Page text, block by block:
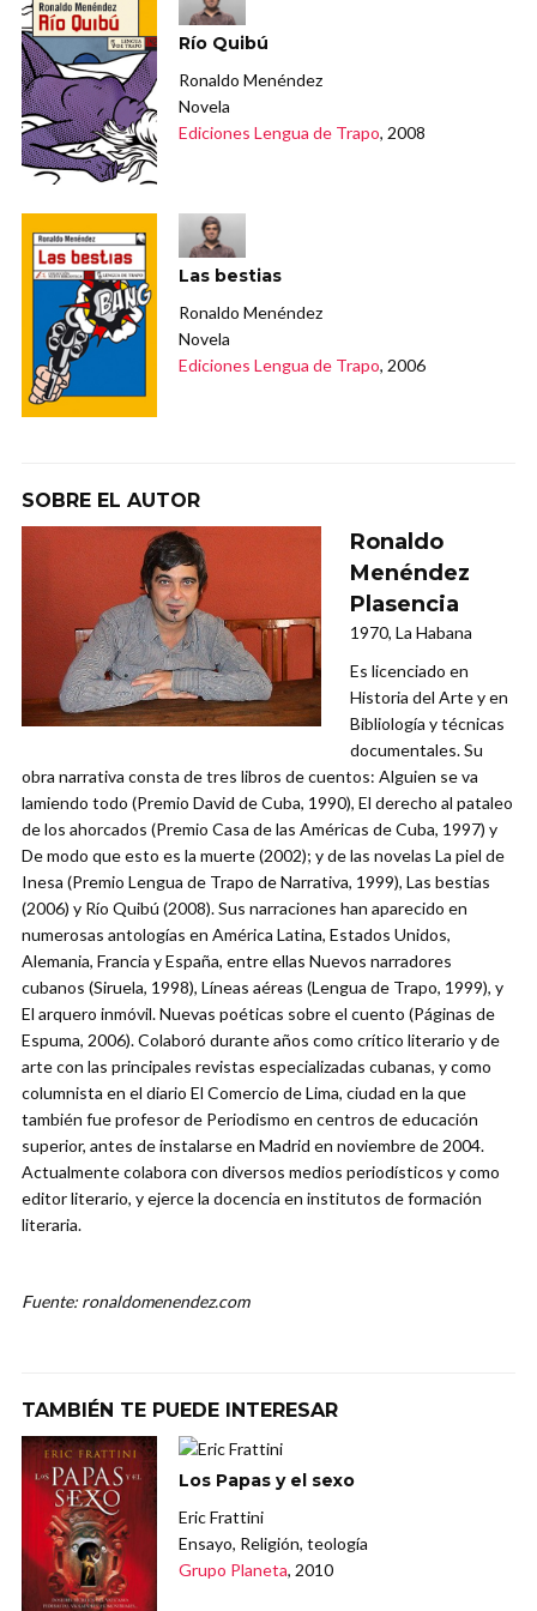
Río Quibú
Ronaldo Menéndez
Novela
Ediciones Lengua de Trapo, 2008
Las bestias
Ronaldo Menéndez
Novela
Ediciones Lengua de Trapo, 2006
SOBRE EL AUTOR
Ronaldo
Menéndez
Plasencia
1970, La Habana
Es licenciado en
Historia del Arte y en
Bibliología y técnicas
documentales. Su
obra narrativa consta de tres libros de cuentos: Alguien se va
lamiendo todo (Premio David de Cuba, 1990), El derecho al pataleo
de los ahorcados (Premio Casa de las Américas de Cuba, 1997) y
De modo que esto es la muerte (2002); y de las novelas La piel de
Inesa (Premio Lengua de Trapo de Narrativa, 1999), Las bestias
(2006) y Río Quibú (2008). Sus narraciones han aparecido en
numerosas antologías en América Latina, Estados Unidos,
Alemania, Francia y España, entre ellas Nuevos narradores
cubanos (Siruela, 1998), Líneas aéreas (Lengua de Trapo, 1999), y
El arquero inmóvil. Nuevas poéticas sobre el cuento (Páginas de
Espuma, 2006). Colaboró durante años como crítico literario y de
arte con las principales revistas especializadas cubanas, y como
columnista en el diario El Comercio de Lima, ciudad en la que
también fue profesor de Periodismo en centros de educación
superior, antes de instalarse en Madrid en noviembre de 2004.
Actualmente colabora con diversos medios periodísticos y como
editor literario, y ejerce la docencia en institutos de formación
literaria.
Fuente: ronaldomenendez.com
TAMBIÉN TE PUEDE INTERESAR
Los Papas y el sexo
Eric Frattini
Ensayo, Religión, teología
Grupo Planeta, 2010